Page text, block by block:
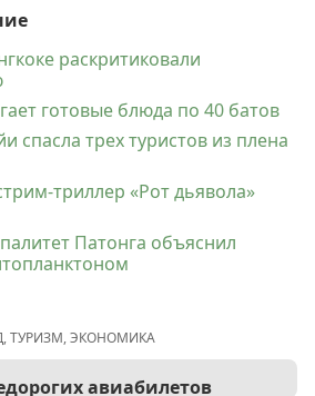
раскритиковали
готовые блюда по 40 батов
спасла трех туристов из плена
триллер «Рот дьявола»
Патонга объяснил
,ТУРИЗМ,ЭКОНОМИКА
авиабилетов